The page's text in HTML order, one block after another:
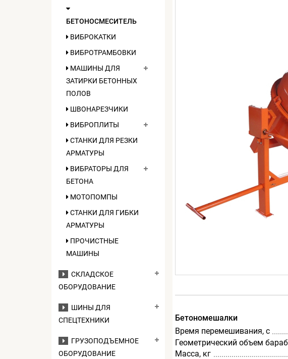
БЕТОНОСМЕСИТЕЛЬ
ВИБРОКАТКИ
ВИБРОТРАМБОВКИ
МАШИНЫ ДЛЯ
ЗАТИРКИ БЕТОННЫХ
ПОЛОВ
ШВОНАРЕЗЧИКИ
ВИБРОПЛИТЫ
СТАНКИ ДЛЯ РЕЗКИ
АРМАТУРЫ
ВИБРАТОРЫ ДЛЯ
БЕТОНА
МОТОПОМПЫ
СТАНКИ ДЛЯ ГИБКИ
АРМАТУРЫ
ПРОЧИСТНЫЕ
МАШИНЫ
СКЛАДСКОЕ
ОБОРУДОВАНИЕ
ШИНЫ ДЛЯ
СПЕЦТЕХНИКИ
ГРУЗОПОДЪЕМНОЕ
ОБОРУДОВАНИЕ
Бетономешалки
Время перемешивания, с
Геометрический объем
Масса, кг